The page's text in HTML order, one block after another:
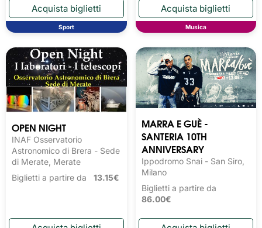
Sport Musica
OPEN NIGHT
INAF Osservatorio
Astronomico di Brera - Sede
di Merate, Merate
Biglietti a partire da 13.15€
MARRA E GUÈ -
SANTERIA 10TH
ANNIVERSARY
Ippodromo Snai - San Siro,
Milano
Biglietti a partire da
86.00€